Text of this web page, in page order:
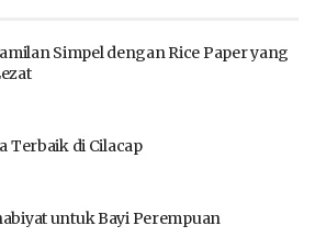
Simpel dengan Rice Paper yang
Terbaik di Cilacap
untuk Bayi Perempuan